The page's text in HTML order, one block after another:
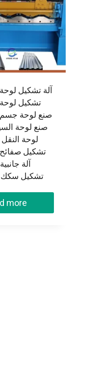
آلة تشكيل
تشكيل لوحة
صنع لوحة جسم
صنع لوحة
لوحة النقل
تشكيل صفائح
آلة
تشكيل سكك
more